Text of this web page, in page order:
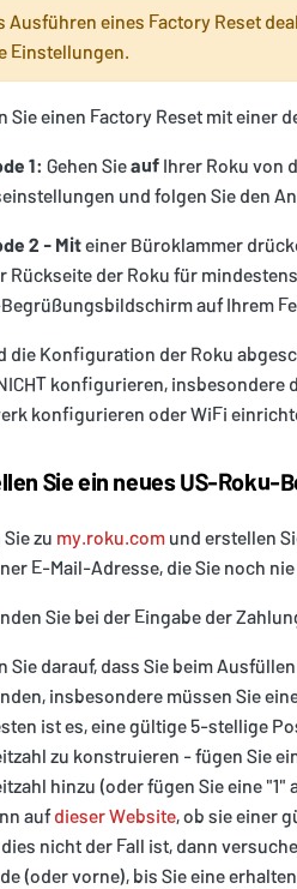
Ausführen eines Factory Reset
Einstellungen.
Sie einen Factory Reset mit einer
1: Gehen SieaufIhrer Roku von
und folgen Sie den
2 - Miteiner Büroklammer
Rückseite der Roku für
auf Ihrem
die Konfiguration der Roku
konfigurieren, insbesondere
konfigurieren oder WiFi
Sie ein neues US-Roku-
Sie zu my.roku.comund erstellen
E-Mail-Adresse, die Sie noch
Sie bei der Eingabe der
Sie darauf, dass Sie beim
insbesondere müssen Sie
ist es, eine gültige 5-stellige
zu konstruieren - fügen Sie
hinzu (oder fügen Sie eine
aufdieser Website, ob sie einer
nicht der Fall ist, dann
(oder vorne), bis Sie eine